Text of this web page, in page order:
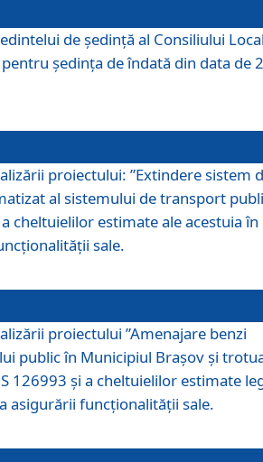
de şedinţă al Consiliului
ședința de îndată din data de
proiectului: ”Extindere sistem
al sistemului de transport
cheltuielilor estimate ale acestuia în
sale.
proiectului ”Amenajare benzi
public în Municipiul Brașov şi
126993 și a cheltuielilor estimate
asigurării funcționalității sale.